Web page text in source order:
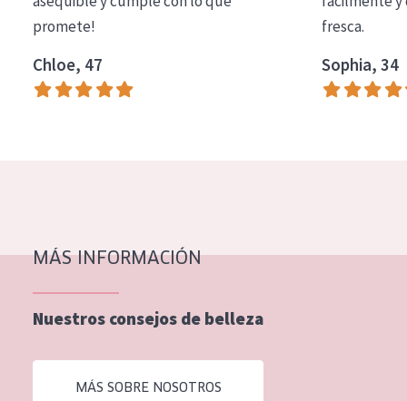
COLECCIÓN
Essentials
Lift+
Piel normal y seca
Piel mixata o grasa
Piel madura
Piel expuesta al sol
Piel menopáusica
promete!
Chloe, 47
fresca.
Sophia, 34
MÁS INFORMACIÓN
Nuestros consejos de belleza
MÁS SOBRE NOSOTROS